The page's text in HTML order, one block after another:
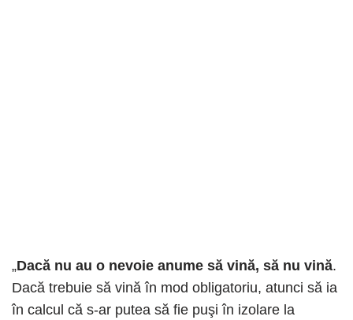
„Dacă nu au o nevoie anume să vină, să nu vină.
Dacă trebuie să vină în mod obligatoriu, atunci să ia
în calcul că s-ar putea să fie puşi în izolare la